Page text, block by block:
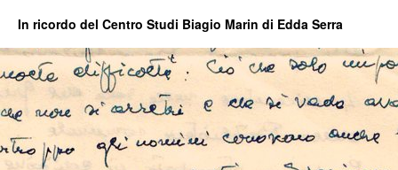
In ricordo del Centro Studi Biagio Marin di Edda Serra